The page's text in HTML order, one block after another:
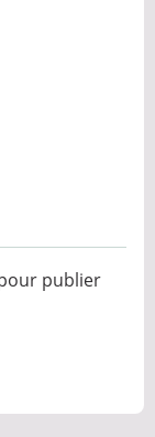
publier